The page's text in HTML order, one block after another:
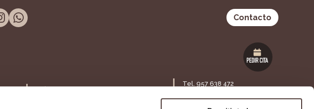
Contacto
Tel. 957 298 661
Tel. 957 638 472